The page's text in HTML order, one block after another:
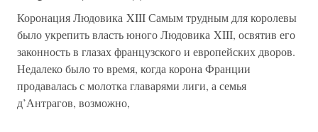
Коронация Людовика XIII Самым трудным для королевы
было укрепить власть юного Людовика XIII, освятив его
законность в глазах французского и европейских дворов.
Недалеко было то время, когда корона Франции
продавалась с молотка главарями лиги, а семья
д’Антрагов, возможно,